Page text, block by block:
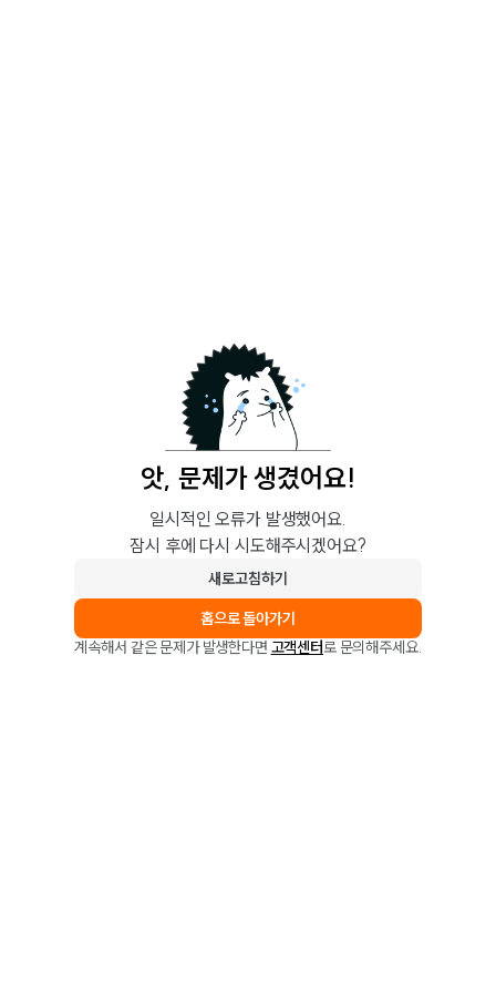
앗, 문제가 생겼어요!
일시적인 오류가 발생했어요.
잠시 후에 다시 시도해주시겠어요?
새로고침하기
홈으로 돌아가기
계속해서 같은 문제가 발생한다면 고객센터로 문의해주세요.